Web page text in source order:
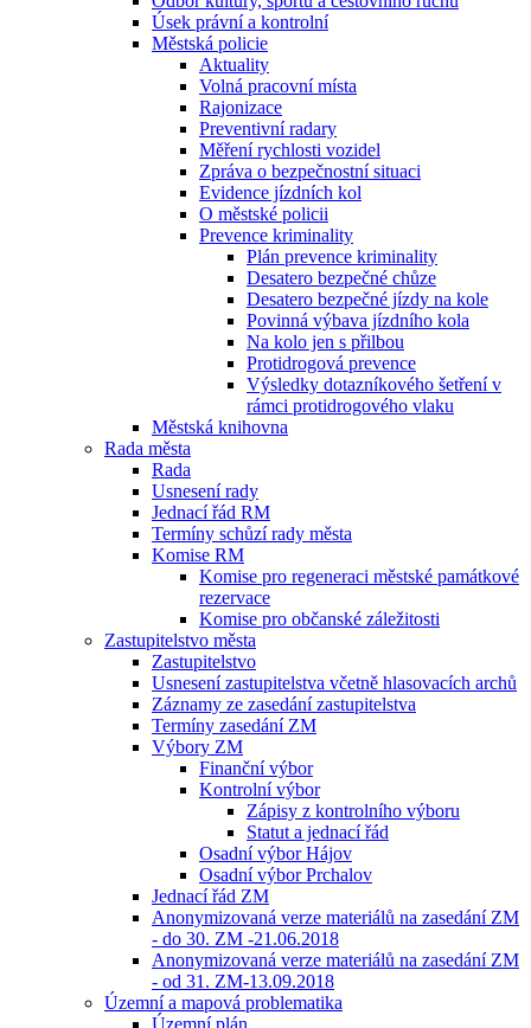
Úsek právní a kontrolní
Městská policie
Aktuality
Volná pracovní místa
Rajonizace
Preventivní radary
Měření rychlosti vozidel
Zpráva o bezpečnostní situaci
Evidence jízdních kol
O městské policii
Prevence kriminality
Plán prevence kriminality
Desatero bezpečné chůze
Desatero bezpečné jízdy na kole
Povinná výbava jízdního kola
Na kolo jen s přilbou
Protidrogová prevence
Výsledky dotazníkového šetření v
rámci protidrogového vlaku
Městská knihovna
Rada města
Rada
Usnesení rady
Jednací řád RM
Termíny schůzí rady města
Komise RM
Komise pro regeneraci městské památkové
rezervace
Komise pro občanské záležitosti
Zastupitelstvo města
Zastupitelstvo
Usnesení zastupitelstva včetně hlasovacích archů
Záznamy ze zasedání zastupitelstva
Termíny zasedání ZM
Výbory ZM
Finanční výbor
Kontrolní výbor
Zápisy z kontrolního výboru
Statut a jednací řád
Osadní výbor Hájov
Osadní výbor Prchalov
Jednací řád ZM
Anonymizovaná verze materiálů na zasedání ZM
- do 30. ZM -21.06.2018
Anonymizovaná verze materiálů na zasedání ZM
- od 31. ZM-13.09.2018
Územní a mapová problematika
Územní plán